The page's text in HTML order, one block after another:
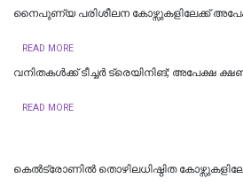
നൈപുണ്യ പരിശീലന കോഴ്സുകളിലേക്ക്
READ MORE
വനിതകൾക്ക് ടീച്ചർ ട്രെയിനിങ്; അപേക്ഷ
READ MORE
കെൽട്രോണിൽ തൊഴിലധിഷ്ഠിത